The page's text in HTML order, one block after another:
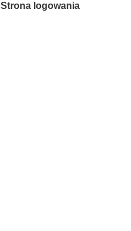
Strona logowania